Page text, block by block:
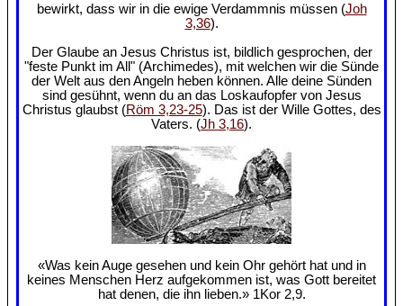
bewirkt, dass wir in die ewige Verdammnis müssen (Joh
3,36).
Der Glaube an Jesus Christus ist, bildlich gesprochen, der
"feste Punkt im All" (Archimedes), mit welchen wir die Sünde
der Welt aus den Angeln heben können. Alle deine Sünden
sind gesühnt, wenn du an das Loskaufopfer von Jesus
Christus glaubst (Röm 3,23-25). Das ist der Wille Gottes, des
Vaters. (Jh 3,16).
«Was kein Auge gesehen und kein Ohr gehört hat und in
keines Menschen Herz aufgekommen ist, was Gott bereitet
hat denen, die ihn lieben.» 1Kor 2,9.